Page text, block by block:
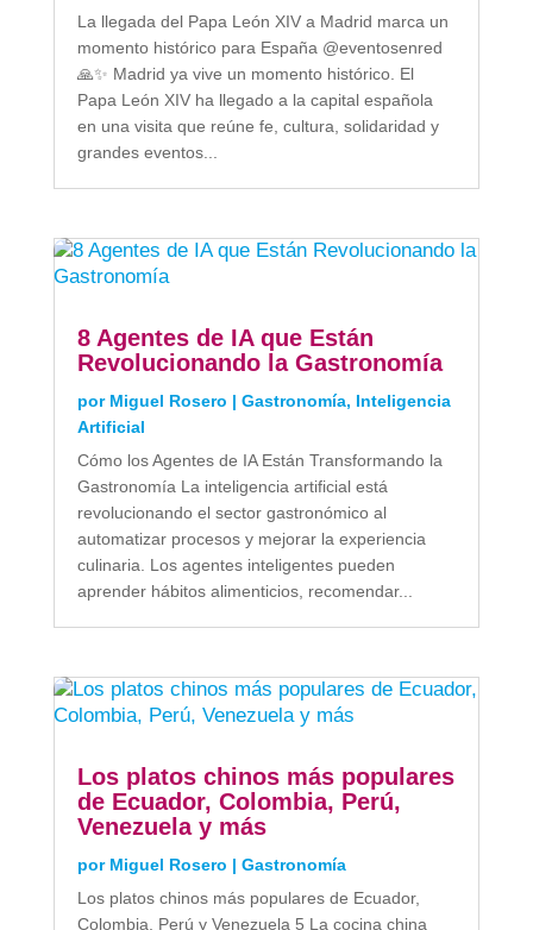
La llegada del Papa León XIV a Madrid marca un
momento histórico para España @eventosenred
🙏✨ Madrid ya vive un momento histórico. El
Papa León XIV ha llegado a la capital española
en una visita que reúne fe, cultura, solidaridad y
grandes eventos...
8 Agentes de IA que Están
Revolucionando la Gastronomía
por Miguel Rosero | Gastronomía, Inteligencia
Artificial
Cómo los Agentes de IA Están Transformando la
Gastronomía La inteligencia artificial está
revolucionando el sector gastronómico al
automatizar procesos y mejorar la experiencia
culinaria. Los agentes inteligentes pueden
aprender hábitos alimenticios, recomendar...
Los platos chinos más populares
de Ecuador, Colombia, Perú,
Venezuela y más
por Miguel Rosero | Gastronomía
Los platos chinos más populares de Ecuador,
Colombia, Perú y Venezuela 5 La cocina china